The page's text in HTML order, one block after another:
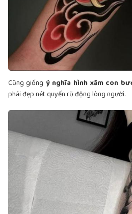
Cũng giống ý nghĩa hình xăm con
phái đẹp nét quyến rũ động lòng người.